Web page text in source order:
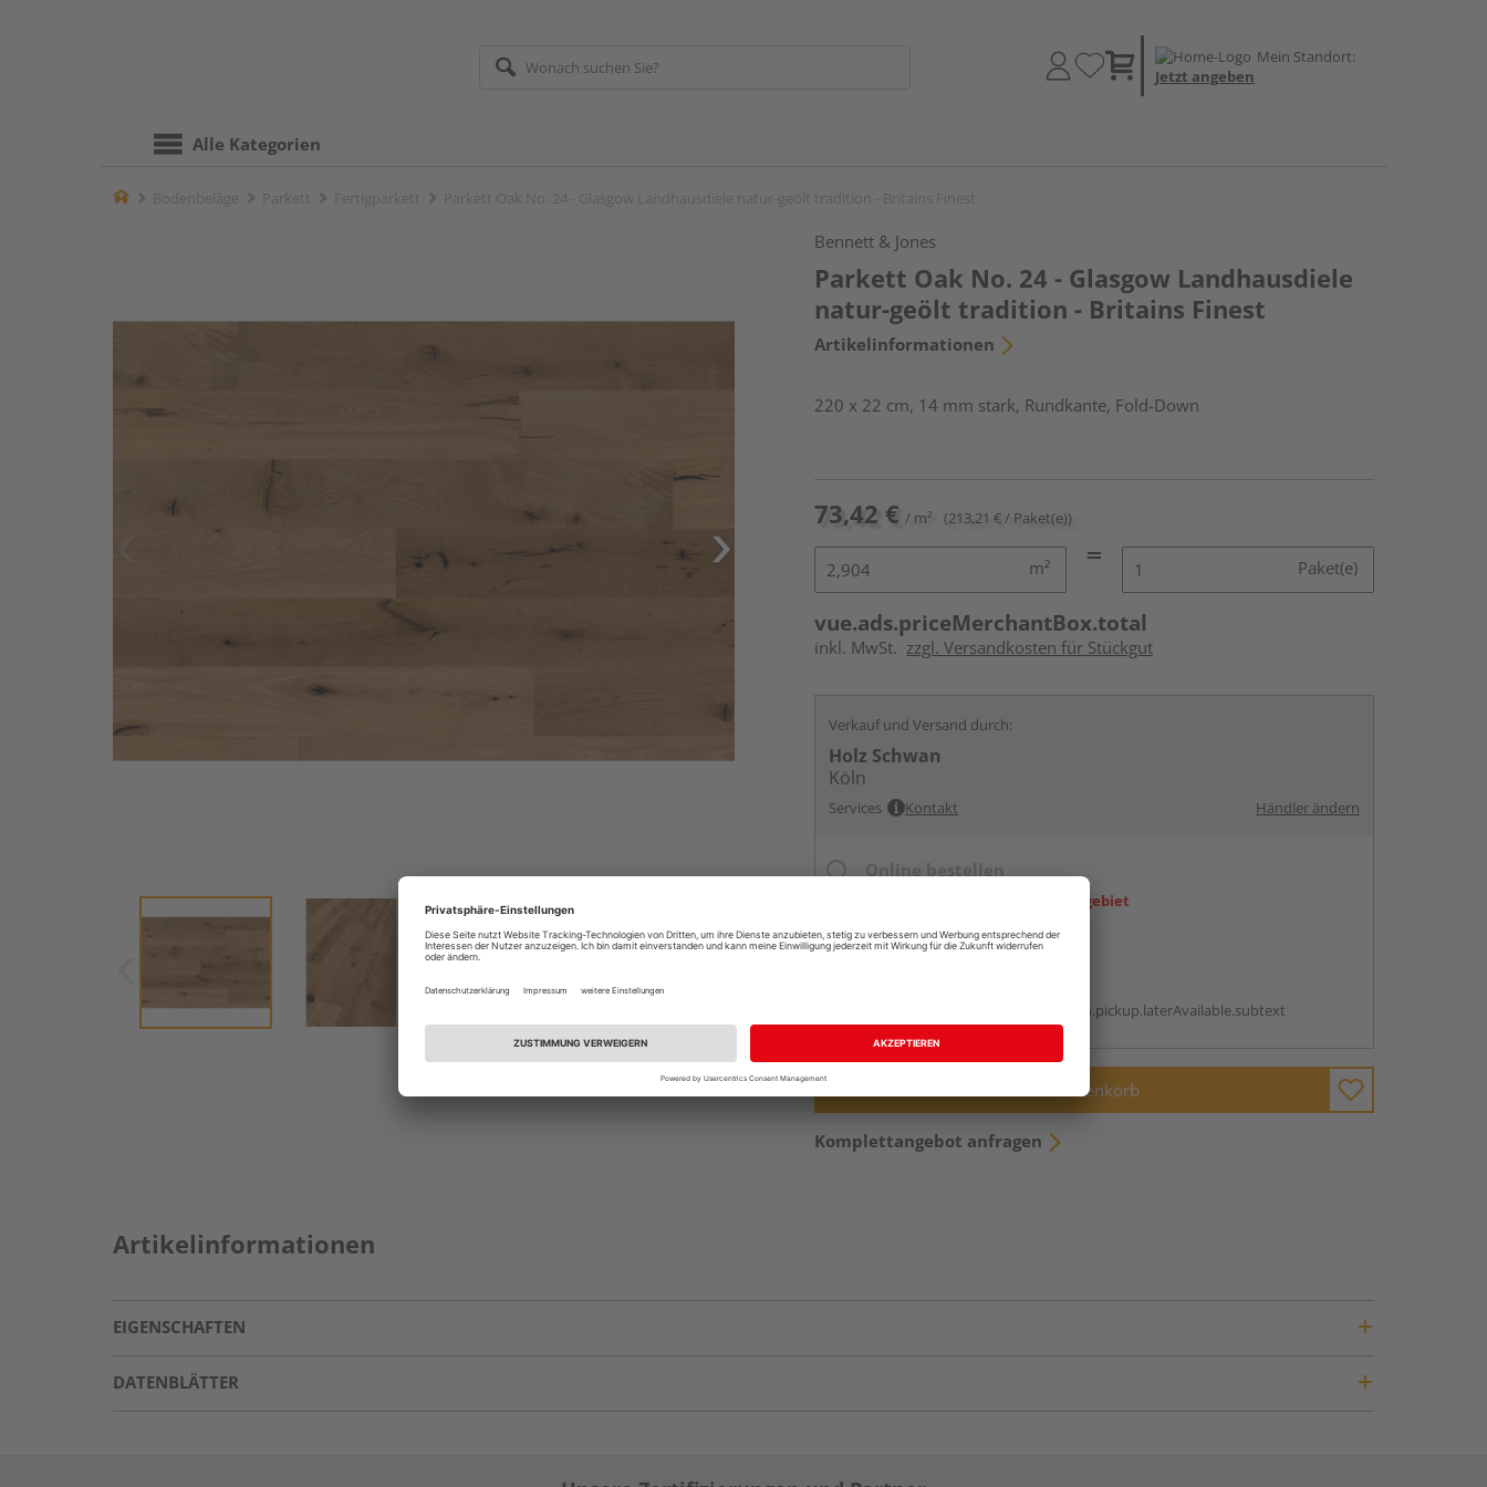
Mein Standort:
Jetzt angeben
Alle Kategorien
Home
Bennett & Jones
Parkett Oak No. 24 - Glasgow Landhausdiele
natur-geölt tradition - Britains Finest
Artikelinformationen
220 x 22 cm, 14 mm stark, Rundkante, Fold-Down
73,42 € / m² (213,21 € / Paket(e))
m² Paket(e)
vue.ads.priceMerchantBox.total
inkl. MwSt. zzgl. Versandkosten für Stückgut
Verkauf und Versand durch:
Holz Schwan
Köln
Services Kontakt Händler ändern
Online bestellen
Ihr Standort ist nicht im Liefergebiet
vue.ads.priceMerchantBox.option.pickup.laterAvailable.subtext
In den Warenkorb
Komplettangebot anfragen
Artikelinformationen
EIGENSCHAFTEN
DATENBLÄTTER